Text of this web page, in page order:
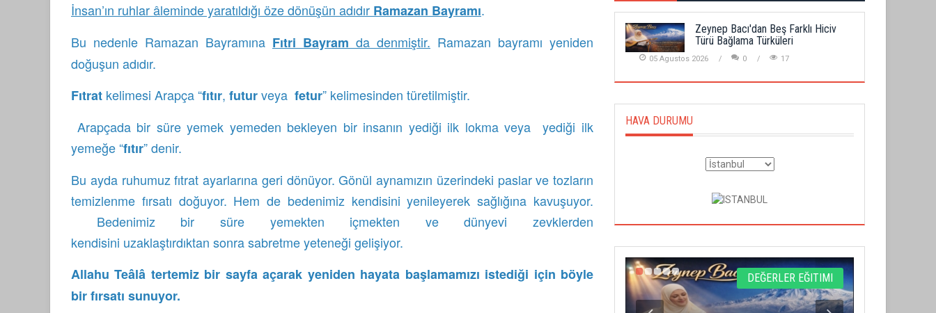
İnsan’ın ruhlar âleminde yaratıldığı öze dönüşün adıdır Ramazan Bayramı.
Bu nedenle Ramazan Bayramına Fıtri Bayram da denmiştir. Ramazan bayramı yeniden
doğuşun adıdır.
Fıtrat kelimesi Arapça “fıtır, futurveya fetur” kelimesinden türetilmiştir.
Arapçada bir süre yemek yemeden bekleyen bir insanın yediği ilk lokma veya yediği ilk
yemeğe “fıtır” denir.
Bu ayda ruhumuz fıtrat ayarlarına geri dönüyor. Gönül aynamızın üzerindeki paslar ve tozların
temizlenme fırsatı doğuyor. Hem de bedenimiz kendisini yenileyerek sağlığına kavuşuyor.
Bedenimiz bir süre yemekten içmekten ve dünyevi zevklerden
kendisini uzaklaştırdıktan sonra sabretme yeteneği gelişiyor.
Allahu Teâlâ tertemiz bir sayfa açarak yeniden hayata başlamamızı istediği için böyle
bir fırsatı sunuyor.
Zeynep Bacı'dan Beş Farklı Hiciv
Türü Bağlama Türküleri
05 Agustos 2026 0 17
HAVA DURUMU
GÜNCEL DEĞERLER EĞITIMI